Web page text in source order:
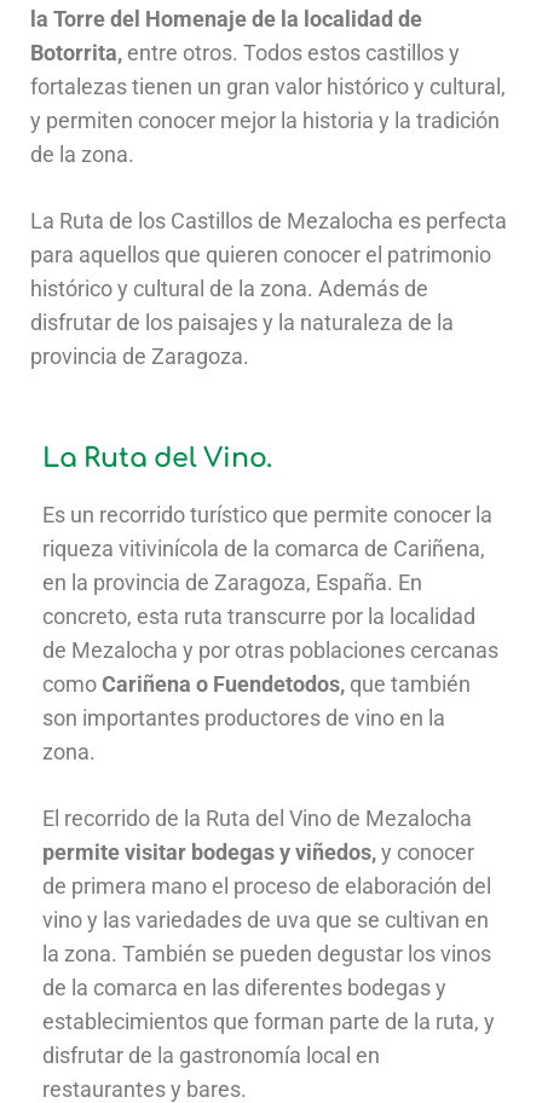
la Torre del Homenaje de la localidad de
Botorrita, entre otros. Todos estos castillos y
fortalezas tienen un gran valor histórico y cultural,
y permiten conocer mejor la historia y la tradición
de la zona.
La Ruta de los Castillos de Mezalocha es perfecta
para aquellos que quieren conocer el patrimonio
histórico y cultural de la zona. Además de
disfrutar de los paisajes y la naturaleza de la
provincia de Zaragoza.
La Ruta del Vino.
Es un recorrido turístico que permite conocer la
riqueza vitivinícola de la comarca de Cariñena,
en la provincia de Zaragoza, España. En
concreto, esta ruta transcurre por la localidad
de Mezalocha y por otras poblaciones cercanas
comoCariñena o Fuendetodos, que también
son importantes productores de vino en la
zona.
El recorrido de la Ruta del Vino de Mezalocha
permite visitar bodegas y viñedos,y conocer
de primera mano el proceso de elaboración del
vino y las variedades de uva que se cultivan en
la zona. También se pueden degustar los vinos
de la comarca en las diferentes bodegas y
establecimientos que forman parte de la ruta, y
disfrutar de la gastronomía local en
restaurantes y bares.